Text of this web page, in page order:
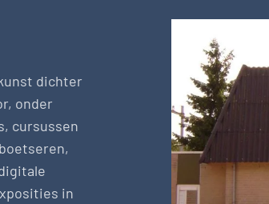
dichter
onder
cursussen
in